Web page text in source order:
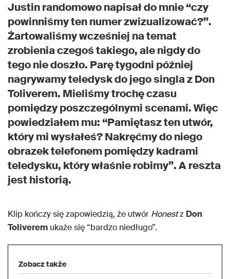
Justin randomowo napisał do mnie “czy
powinniśmy ten numer zwizualizować?”.
Żartowaliśmy wcześniej na temat
zrobienia czegoś takiego, ale nigdy do
tego nie doszło. Parę tygodni później
nagrywamy teledysk do jego singla z Don
Toliverem. Mieliśmy trochę czasu
pomiędzy poszczególnymi scenami. Więc
powiedziałem mu: “Pamiętasz ten utwór,
który mi wysłałeś? Nakręćmy do niego
obrazek telefonem pomiędzy kadrami
teledysku, który właśnie robimy”. A reszta
jest historią.
Klip kończy się zapowiedzią, że utwór Honestz Don
Toliverem ukaże się “bardzo niedługo”.
Zobacz także